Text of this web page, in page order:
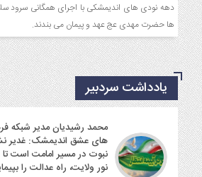
دهه نودی های اندیمشکی با اجرای همگانی سرود سلام
ها حضرت مهدی عج عهد و پیمان می بندند.
یادداشت سردبیر
محمد رشیدیان مدیر شبکه
های عشق اندیمشک: غدیر
نبوت در مسیر امامت است
نور ولایت، راه عدالت را